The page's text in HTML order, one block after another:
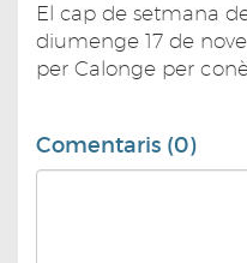
El cap de setmana
diumenge 17 de
per Calonge per
Comentaris (0)